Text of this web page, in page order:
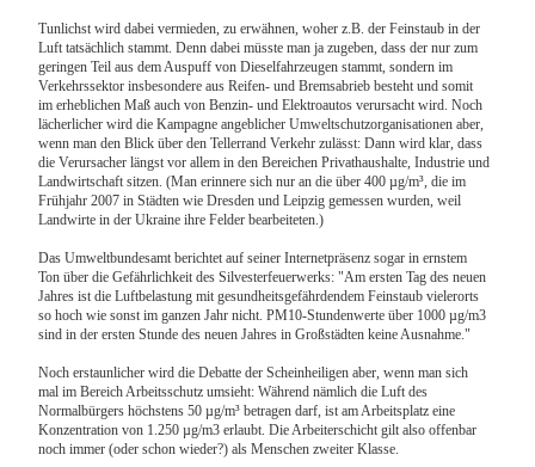
Tunlichst wird dabei vermieden, zu erwähnen, woher z.B. der Feinstaub in der
Luft tatsächlich stammt. Denn dabei müsste man ja zugeben, dass der nur zum
geringen Teil aus dem Auspuff von Dieselfahrzeugen stammt, sondern im
Verkehrssektor insbesondere aus Reifen- und Bremsabrieb besteht und somit
im erheblichen Maß auch von Benzin- und Elektroautos verursacht wird. Noch
lächerlicher wird die Kampagne angeblicher Umweltschutzorganisationen aber,
wenn man den Blick über den Tellerrand Verkehr zulässt: Dann wird klar, dass
die Verursacher längst vor allem in den Bereichen Privathaushalte, Industrie und
Landwirtschaft sitzen. (Man erinnere sich nur an die über 400 µg/m³, die im
Frühjahr 2007 in Städten wie Dresden und Leipzig gemessen wurden, weil
Landwirte in der Ukraine ihre Felder bearbeiteten.)
Das Umweltbundesamt berichtet auf seiner Internetpräsenz sogar in ernstem
Ton über die Gefährlichkeit des Silvesterfeuerwerks: "Am ersten Tag des neuen
Jahres ist die Luftbelastung mit gesundheitsgefährdendem Feinstaub vielerorts
so hoch wie sonst im ganzen Jahr nicht. PM10-Stundenwerte über 1000 µg/m3
sind in der ersten Stunde des neuen Jahres in Großstädten keine Ausnahme."
Noch erstaunlicher wird die Debatte der Scheinheiligen aber, wenn man sich
mal im Bereich Arbeitsschutz umsieht: Während nämlich die Luft des
Normalbürgers höchstens 50 µg/m³ betragen darf, ist am Arbeitsplatz eine
Konzentration von 1.250 µg/m3 erlaubt. Die Arbeiterschicht gilt also offenbar
noch immer (oder schon wieder?) als Menschen zweiter Klasse.